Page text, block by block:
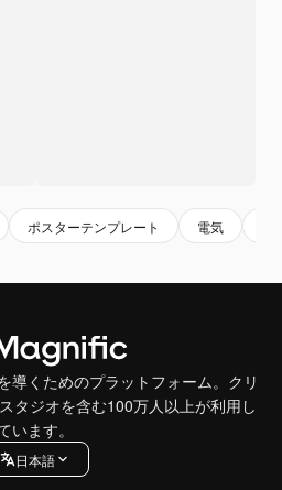
ポスターテンプレート 電気
導くためのプラットフォーム。クリ
タジオを含む100万人以上が利用し
います。
日本語